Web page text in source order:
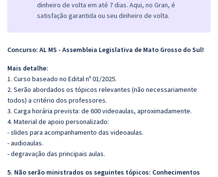
dinheiro de volta em até 7 dias. Aqui, no Gran, é
satisfação garantida ou seu dinheiro de volta.
Concurso: AL MS - Assembleia Legislativa de Mato Grosso do Sul!
Mais detalhe:
1. Curso baseado no Edital nº 01/2025.
2. Serão abordados os tópicos relevantes (não necessariamente
todos) a critério dos professores.
3. Carga horária prevista: de 600 videoaulas, aproximadamente.
4. Material de apoio personalizado:
- slides para acompanhamento das videoaulas.
- audioaulas.
- degravação das principais aulas.
5. Não serão ministrados os seguintes tópicos: Conhecimentos